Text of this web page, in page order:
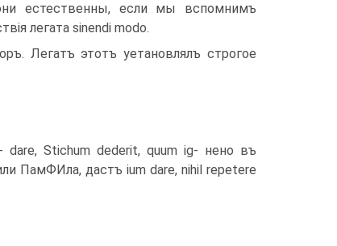
естественны, если мы вспомнимъ
легата sinendi modo.
Легатъ этотъ уетановлялъ строгое
dare, Stichum dederit, quum ig- нено въ
ПамФИла, дастъ ium dare, nihil repetere